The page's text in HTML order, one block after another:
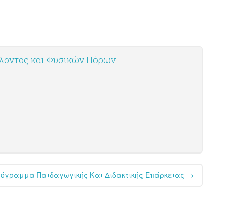
και Φυσικών Πόρων
Παιδαγωγικής Και Διδακτικής Επάρκειας →